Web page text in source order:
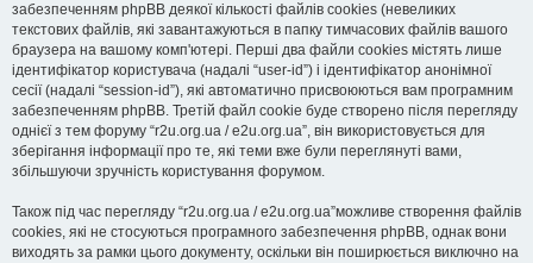
забезпеченням phpBB деякої кількості файлів cookies (невеликих
текстових файлів, які завантажуються в папку тимчасових файлів вашого
браузера на вашому комп'ютері. Перші два файли cookies містять лише
ідентифікатор користувача (надалі “user-id”) і ідентифікатор анонімної
сесії (надалі “session-id”), які автоматично присвоюються вам програмним
забезпеченням phpBB. Третій файл cookie буде створено після перегляду
однієї з тем форуму “r2u.org.ua / e2u.org.ua”, він використовується для
зберігання інформації про те, які теми вже були переглянуті вами,
збільшуючи зручність користування форумом.
Також під час перегляду “r2u.org.ua / e2u.org.ua”можливе створення файлів
cookies, які не стосуються програмного забезпечення phpBB, однак вони
виходять за рамки цього документу, оскільки він поширюється виключно на